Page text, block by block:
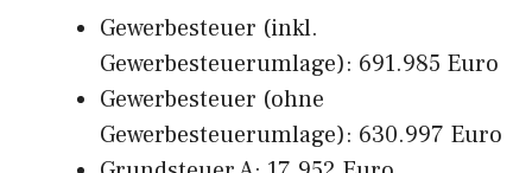
Gewerbesteuer (inkl.
Gewerbesteuerumlage): 691.985 Euro
Gewerbesteuer (ohne
Gewerbesteuerumlage): 630.997 Euro